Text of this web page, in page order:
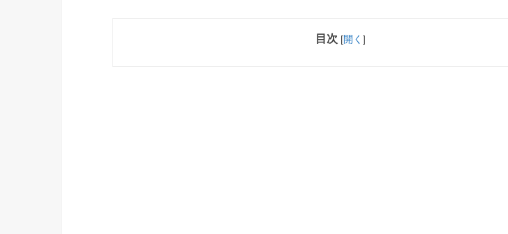
目次 [開く ]